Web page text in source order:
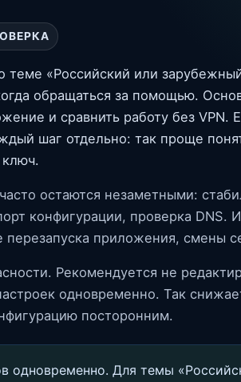
«Российский или
обращаться за помощью.
и сравнить работу без VPN.
шаг отдельно: так проще
ключ.
остаются незаметными:
конфигурации, проверка DNS.
приложения, смены
Рекомендуется не
одновременно. Так
посторонним.
одновременно. Для темы